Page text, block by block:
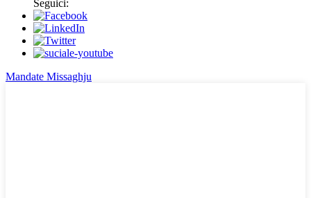
Seguici:
Mandate Missaghju